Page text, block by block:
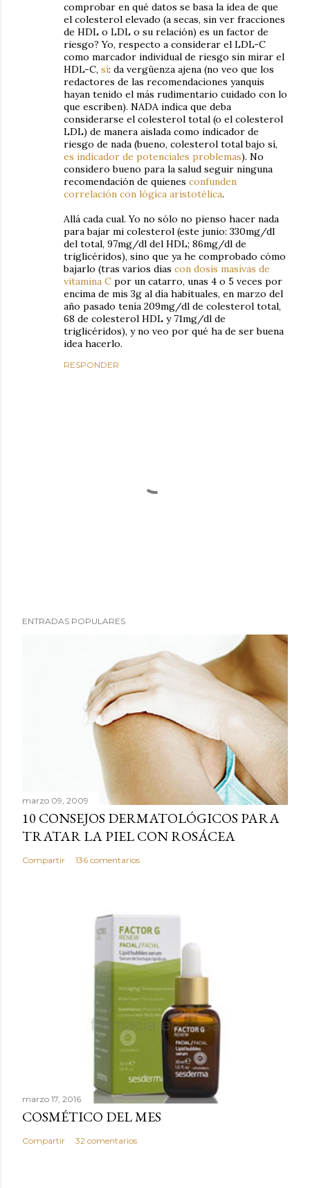
comprobar en qué datos se basa la idea de que
el colesterol elevado (a secas, sin ver fracciones
de HDL o LDL o su relación) es un factor de
riesgo? Yo, respecto a considerar el LDL-C
como marcador individual de riesgo sin mirar el
HDL-C, sí: da vergüenza ajena (no veo que los
redactores de las recomendaciones yanquis
hayan tenido el más rudimentario cuidado con lo
que escriben). NADA indica que deba
considerarse el colesterol total (o el colesterol
LDL) de manera aislada como indicador de
riesgo de nada (bueno, colesterol total bajo sí,
es indicador de potenciales problemas). No
considero bueno para la salud seguir ninguna
recomendación de quienes confunden
correlación con lógica aristotélica.
Allá cada cual. Yo no sólo no pienso hacer nada
para bajar mi colesterol (este junio: 330mg/dl
del total, 97mg/dl del HDL; 86mg/dl de
triglicéridos), sino que ya he comprobado cómo
bajarlo (tras varios días con dosis masivas de
vitamina C por un catarro, unas 4 o 5 veces por
encima de mis 3g al día habituales, en marzo del
año pasado tenía 209mg/dl de colesterol total,
68 de colesterol HDL y 71mg/dl de
triglicéridos), y no veo por qué ha de ser buena
idea hacerlo.
RESPONDER
u
o
m
e
n
ENTRADAS POPULARES
marzo 09, 2009
10 CONSEJOS DERMATOLÓGICOS PARA
TRATAR LA PIEL CON ROSÁCEA
Compartir 136 comentarios
marzo 17, 2016
COSMÉTICO DEL MES
Compartir 32 comentarios